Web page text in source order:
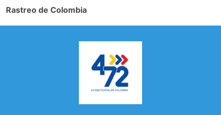
Rastreo de Colombia